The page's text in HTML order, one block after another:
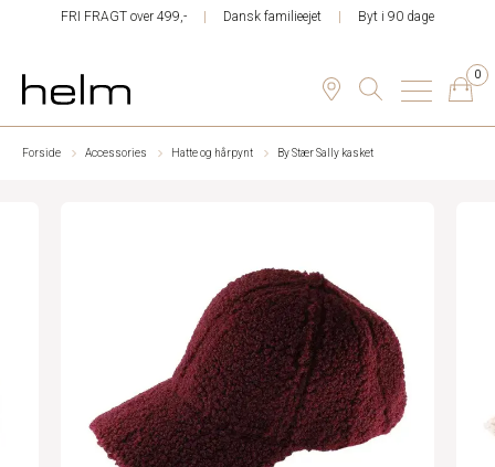
FRI FRAGT over 499,- Dansk familieejet Byt i 90 dage
0
Forside Accessories Hatte og hårpynt By Stær Sally kasket